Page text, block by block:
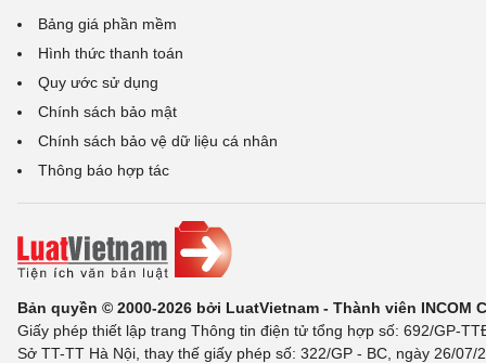
Bảng giá phần mềm
Hình thức thanh toán
Quy ước sử dụng
Chính sách bảo mật
Chính sách bảo vệ dữ liệu cá nhân
Thông báo hợp tác
Bản quyền © 2000-2026 bởi LuatVietnam - Thành viên INCOM
Giấy phép thiết lập trang Thông tin điện tử tổng hợp số: 692/GP-
Sở TT-TT Hà Nội, thay thế giấy phép số: 322/GP - BC, ngày 26/